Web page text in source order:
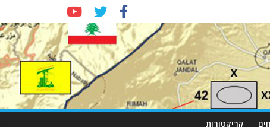
קריקטורות